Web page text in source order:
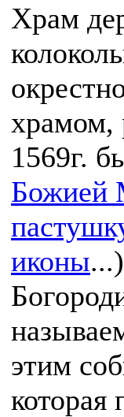
Храм
храмом,
1569г.
Божией
иконы
этим
которая